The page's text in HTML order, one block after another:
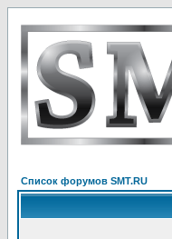
Список форумов SMT.RU